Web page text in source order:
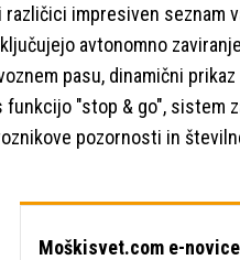
različici impresiven seznam
avtonomno
pasu, dinamični
"stop & go", sistem
pozornosti in
Moškisvet.com e-novice